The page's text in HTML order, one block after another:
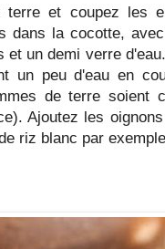
terre et coupez les
dans la cocotte,
et un demi verre
un peu d'eau en
de terre soient
Ajoutez les
riz blanc par